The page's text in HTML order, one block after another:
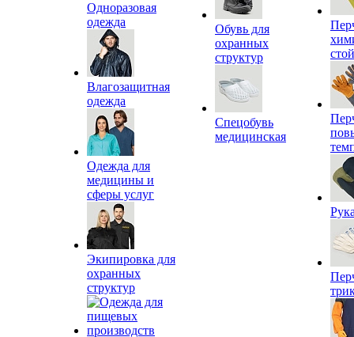
Одноразовая
одежда
Влагозащитная
одежда
Одежда для
медицины и
сферы услуг
Экипировка для
охранных
структур
Обувь для
охранных
структур
Спецобувь
медицинская